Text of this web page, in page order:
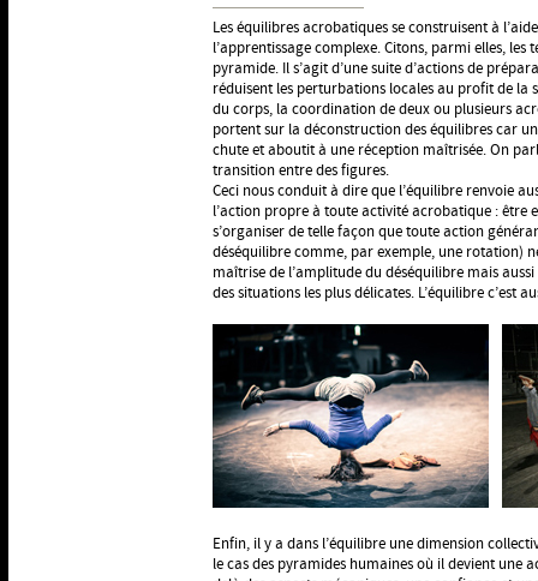
Les équilibres acrobatiques se construisent à
l’apprentissage complexe. Citons, parmi elles, les
pyramide. Il s’agit d’une suite d’actions de
réduisent les perturbations locales au profit de
du corps, la coordination de deux ou plusieurs
portent sur la déconstruction des équilibres car un
chute et aboutit à une réception maîtrisée. On
transition entre des figures.
Ceci nous conduit à dire que l’équilibre renvoie
l’action propre à toute activité acrobatique : être
s’organiser de telle façon que toute action
déséquilibre comme, par exemple, une rotation)
maîtrise de l’amplitude du déséquilibre mais
des situations les plus délicates. L’équilibre c’est
Enfin, il y a dans l’équilibre une dimension
le cas des pyramides humaines où il devient